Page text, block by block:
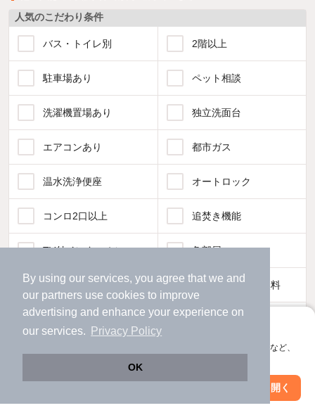
By using our services, you agree that we and
our partners use cookies to improve
advertising and enhance your experience on
our services.
Privacy Policy
OK
アプリに切り替えて、サクサクお部屋探し
会員登録なしですぐ使える。マップ検索やお気に入り保存など、
アプリを開く
人気のこだわり条件
バス・トイレ別 2階以上
駐車場あり ペット相談
洗濯機置場あり 独立洗面台
エアコンあり 都市ガス
温水洗浄便座 オートロック
コンロ2口以上 追焚き機能
TV付インターホン 角部屋
新着のみ インターネット無料
絞り込み条件を変更